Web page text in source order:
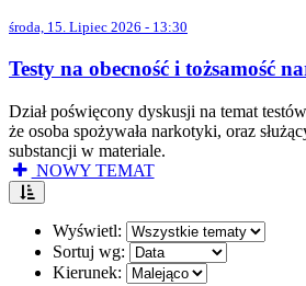
środa, 15. Lipiec 2026 - 13:30
Testy na obecność i tożsamość
Dział poświęcony dyskusji na temat
że osoba spożywała narkotyki, oraz
substancji w materiale.
NOWY TEMAT
Wyświetl:
Sortuj wg:
Kierunek: